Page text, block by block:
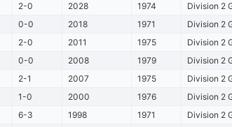
2-0 2028 1974
Division 2
0-0 2018 1971
Division 2
2-0 2011 1975
Division 2
0-0 2008 1979
Division 2
2-1 2007 1975
Division 2
1-0 2000 1976
Division 2
6-3 1998 1971
Division 2